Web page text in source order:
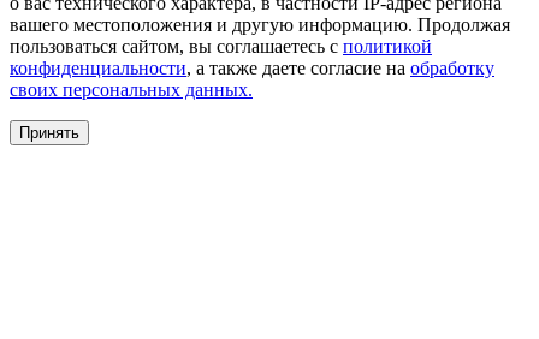
вашего местоположения и другую информацию. Продолжая
пользоваться сайтом, вы соглашаетесь с политикой
конфиденциальности, а также даете согласие на обработку
своих персональных данных.
Принять